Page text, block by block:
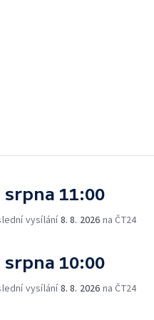
srpna 11:00
vysílání8. 8. 2026 na ČT24
srpna 10:00
vysílání8. 8. 2026 na ČT24